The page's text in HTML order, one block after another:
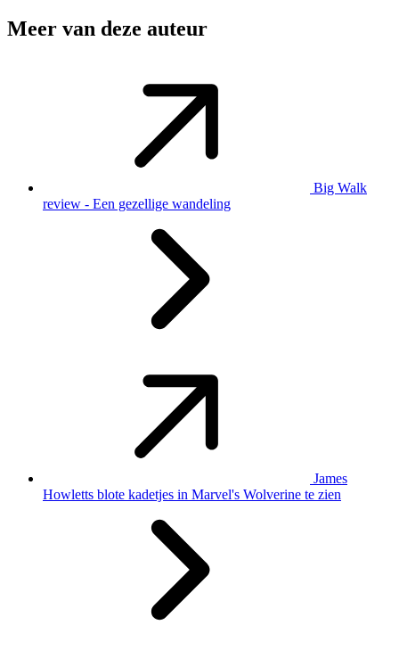
Meer van deze auteur
Big Walk
review - Een gezellige wandeling
James
Howletts blote kadetjes in Marvel's Wolverine te zien